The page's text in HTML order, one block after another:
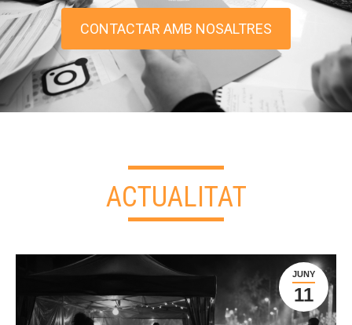
CONTACTAR AMB NOSALTRES
ACTUALITAT
JUNY
11